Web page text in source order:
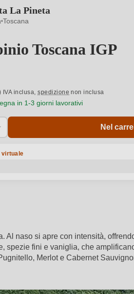
La Pineta
Toscana
Toscana IGP
IVA inclusa,spedizione non inclusa
in 1-3 giorni lavorativi
Nel
virtuale
naso si apre con intensità,
spezie fini e vaniglia, che
Merlot e Cabernet
regione, cantina o